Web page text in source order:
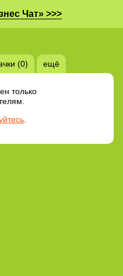
Чат» >>>
(0) ещё
только